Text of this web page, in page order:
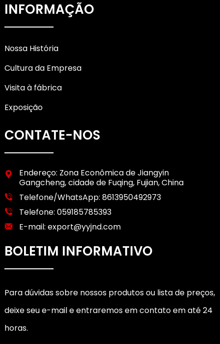
INFORMAÇÃO
Nossa História
Cultura da Empresa
Visita à fábrica
Exposição
CONTATE-NOS
Endereço: Zona Econômica de Jiangyin
Gangcheng, cidade de Fuqing, Fujian, China
Telefone/WhatsApp: 8613950492973
Telefone: 059185785393
E-mail: export@yyjnd.com
BOLETIM INFORMATIVO
Para dúvidas sobre nossos produtos ou lista de preços,
deixe seu e-mail e entraremos em contato em até 24
horas.